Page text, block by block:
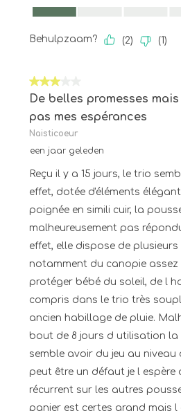
Kwaliteit van product, 1.0 van 5
Behulpzaam? (2) (1)
3 van 5 sterren.
De belles promesses
pas mes espérances
Naisticoeur
een jaar geleden
Reçu il y a 15 jours, le trio
effet, dotée d'éléments
poignée en simili cuir, la
malheureusement pas
effet, elle dispose de
notamment du canopie
protéger bébé du soleil, de l
compris dans le trio très
ancien habillage de pluie.
bout de 8 jours d utilisation
semble avoir du jeu au niveau
peut être un défaut je l espère
récurrent sur les autres
panier est certes grand mais l